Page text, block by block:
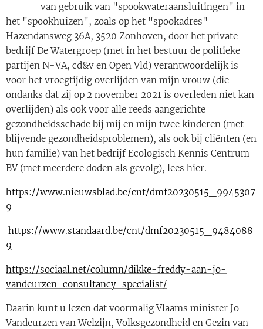
van gebruik van "spookwateraansluitingen" in
het "spookhuizen", zoals op het "spookadres"
Hazendansweg 36A, 3520 Zonhoven, door het private
bedrijf De Watergroep (met in het bestuur de politieke
partijen N-VA, cd&v en Open Vld) verantwoordelijk is
voor het vroegtijdig overlijden van mijn vrouw (die
ondanks dat zij op 2 november 2021 is overleden niet kan
overlijden) als ook voor alle reeds aangerichte
gezondheidsschade bij mij en mijn twee kinderen (met
blijvende gezondheidsproblemen), als ook bij cliënten (en
hun familie) van het bedrijf Ecologisch Kennis Centrum
BV (met meerdere doden als gevolg), lees hier.
https://www.nieuwsblad.be/cnt/dmf20230515_9945307
9
https://www.standaard.be/cnt/dmf20230515_9484088
9
https://sociaal.net/column/dikke-freddy-aan-jo-
vandeurzen-consultancy-specialist/
Daarin kunt u lezen dat voormalig Vlaams minister Jo
Vandeurzen van Welzijn, Volksgezondheid en Gezin van